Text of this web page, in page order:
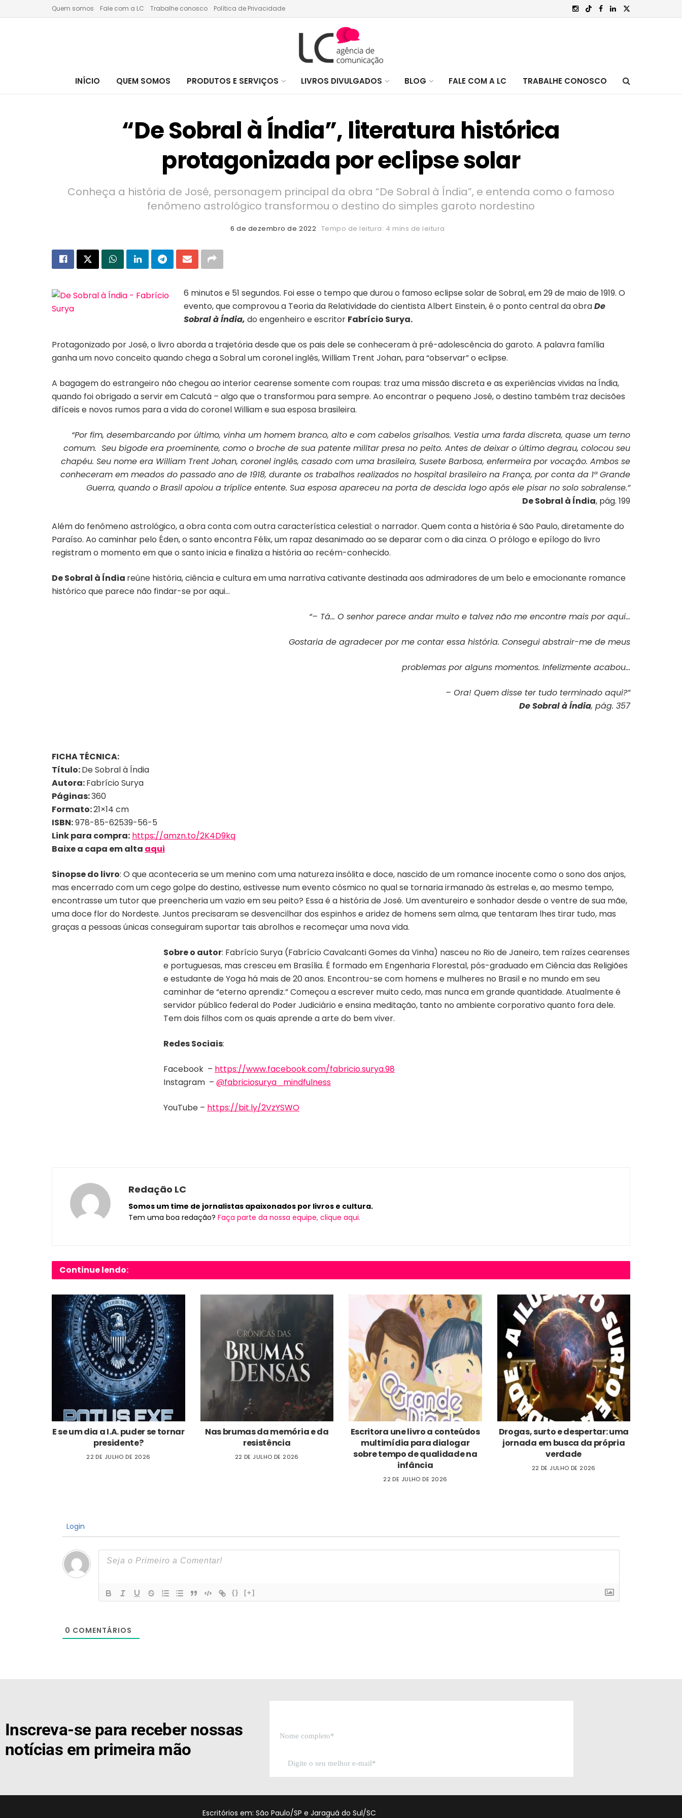
Quem somos Fale com a LC Trabalhe conosco Política de Privacidade
INÍCIO QUEM SOMOS PRODUTOS E SERVIÇOS LIVROS DIVULGADOS BLOG FALE COM A LC TRABALHE CONOSCO
“De Sobral à Índia”, literatura histórica
protagonizada por eclipse solar
Conheça a história de José, personagem principal da obra “De Sobral à Índia”, e entenda como o famoso
fenômeno astrológico transformou o destino do simples garoto nordestino
6 de dezembro de 2022 Tempo de leitura: 4 mins de leitura
6 minutos e 51 segundos. Foi esse o tempo que durou o famoso eclipse solar de Sobral, em 29 de maio de 1919. O
evento, que comprovou a Teoria da Relatividade do cientista Albert Einstein, é o ponto central da obraDe
Sobral à Índia, do engenheiro e escritor Fabrício Surya.
Protagonizado por José, o livro aborda a trajetória desde que os pais dele se conheceram à pré-adolescência do garoto. A palavra família
ganha um novo conceito quando chega a Sobral um coronel inglês, William Trent Johan, para “observar” o eclipse.
A bagagem do estrangeiro não chegou ao interior cearense somente com roupas: traz uma missão discreta e as experiências vividas na Índia,
quando foi obrigado a servir em Calcutá – algo que o transformou para sempre. Ao encontrar o pequeno José, o destino também traz decisões
difíceis e novos rumos para a vida do coronel William e sua esposa brasileira.
“Por fim, desembarcando por último, vinha um homem branco, alto e com cabelos grisalhos. Vestia uma farda discreta, quase um terno
comum. Seu bigode era proeminente, como o broche de sua patente militar presa no peito. Antes de deixar o último degrau, colocou seu
chapéu. Seu nome era William Trent Johan, coronel inglês, casado com uma brasileira, Susete Barbosa, enfermeira por vocação. Ambos se
conheceram em meados do passado ano de 1918, durante os trabalhos realizados no hospital brasileiro na França, por conta da 1ª Grande
Guerra, quando o Brasil apoiou a tríplice entente. Sua esposa apareceu na porta de descida logo após ele pisar no solo sobralense.”
De Sobral à Índia, pág. 199
Além do fenômeno astrológico, a obra conta com outra característica celestial: o narrador. Quem conta a história é São Paulo, diretamente do
Paraíso. Ao caminhar pelo Éden, o santo encontra Félix, um rapaz desanimado ao se deparar com o dia cinza. O prólogo e epílogo do livro
registram o momento em que o santo inicia e finaliza a história ao recém-conhecido.
De Sobral à Índia reúne história, ciência e cultura em uma narrativa cativante destinada aos admiradores de um belo e emocionante romance
histórico que parece não findar-se por aqui…
“– Tá… O senhor parece andar muito e talvez não me encontre mais por aqui…
Gostaria de agradecer por me contar essa história. Consegui abstrair-me de meus
problemas por alguns momentos. Infelizmente acabou…
– Ora! Quem disse ter tudo terminado aqui?”
De Sobral à Índia, pág. 357
FICHA TÉCNICA:
Título:De Sobral à Índia
Autora:Fabrício Surya
Páginas:360
Formato:21×14 cm
ISBN:978-85-62539-56-5
Link para compra: https://amzn.to/2K4D9kq
Baixe a capa em alta aqui
Sinopse do livro: O que aconteceria se um menino com uma natureza insólita e doce, nascido de um romance inocente como o sono dos anjos,
mas encerrado com um cego golpe do destino, estivesse num evento cósmico no qual se tornaria irmanado às estrelas e, ao mesmo tempo,
encontrasse um tutor que preencheria um vazio em seu peito? Essa é a história de José. Um aventureiro e sonhador desde o ventre de sua mãe,
uma doce flor do Nordeste. Juntos precisaram se desvencilhar dos espinhos e aridez de homens sem alma, que tentaram lhes tirar tudo, mas
graças a pessoas únicas conseguiram suportar tais abrolhos e recomeçar uma nova vida.
Sobre o autor: Fabrício Surya (Fabrício Cavalcanti Gomes da Vinha) nasceu no Rio de Janeiro, tem raízes cearenses
e portuguesas, mas cresceu em Brasília. É formado em Engenharia Florestal, pós-graduado em Ciência das Religiões
e estudante de Yoga há mais de 20 anos. Encontrou-se com homens e mulheres no Brasil e no mundo em seu
caminhar de “eterno aprendiz.” Começou a escrever muito cedo, mas nunca em grande quantidade. Atualmente é
servidor público federal do Poder Judiciário e ensina meditação, tanto no ambiente corporativo quanto fora dele.
Tem dois filhos com os quais aprende a arte do bem viver.
Redes Sociais:
Facebook – https://www.facebook.com/fabricio.surya.98
Instagram – @fabriciosurya_mindfulness
YouTube – https://bit.ly/2VzYSWO
Redação LC
Somos um time de jornalistas apaixonados por livros e cultura.
Tem uma boa redação? Faça parte da nossa equipe, clique aqui.
Continue lendo:
E se um dia a I.A. puder se tornar
presidente?
22 DE JULHO DE 2026
Nas brumas da memória e da
resistência
22 DE JULHO DE 2026
Escritora une livro a conteúdos
multimídia para dialogar
sobre tempo de qualidade na
infância
22 DE JULHO DE 2026
Drogas, surto e despertar: uma
jornada em busca da própria
verdade
22 DE JULHO DE 2026
Login
{} [+]
0 COMENTÁRIOS
Inscreva-se para receber nossas
notícias em primeira mão
Escritórios em: São Paulo/SP e Jaraguá do Sul/SC